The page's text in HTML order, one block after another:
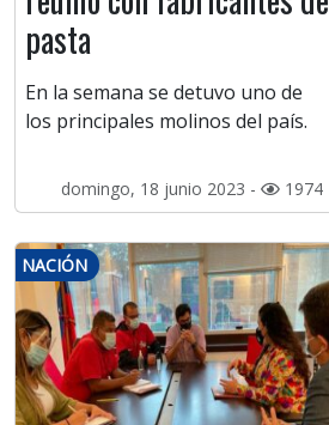
pasta
En la semana se detuvo uno de
los principales molinos del país.
domingo, 18 junio 2023 - 1974
NACIÓN